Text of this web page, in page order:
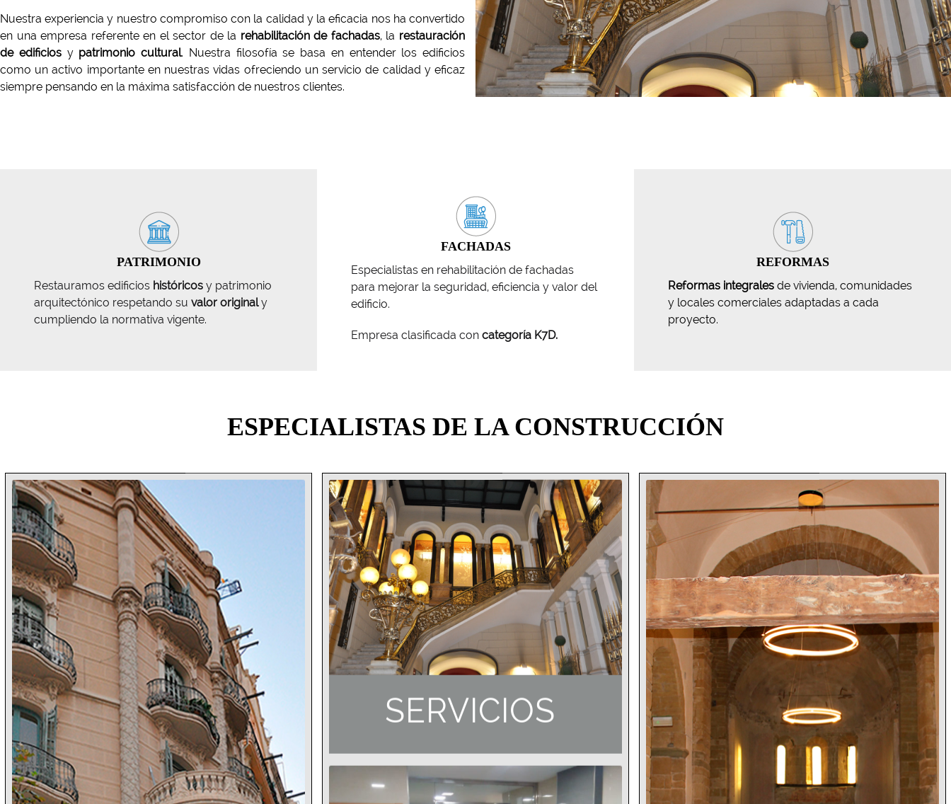
Nuestra experiencia y nuestro compromiso con la calidad y la eficacia nos ha convertido
en una empresa referente en el sector de la rehabilitación de fachadas, la restauración
de edificiosy patrimonio cultural. Nuestra filosofía se basa en entender los edificios
como un activo importante en nuestras vidas ofreciendo un servicio de calidad y eficaz
siempre pensando en la máxima satisfacción de nuestros clientes.
PATRIMONIO
Restauramos edificios históricos y patrimonio
arquitectónico respetando su valor originaly
cumpliendo la normativa vigente.
FACHADAS
Especialistas en rehabilitación de fachadas
para mejorar la seguridad, eficiencia y valor del
edificio.
Empresa clasificada con categoría K7D.
REFORMAS
Reformas integrales de vivienda, comunidades
y locales comerciales adaptadas a cada
proyecto.
ESPECIALISTAS DE LA CONSTRUCCIÓN
SERVICIOS